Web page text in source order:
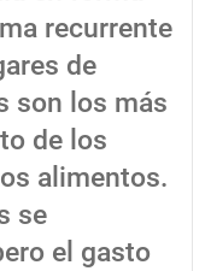
recurrente
de
son los más
de los
alimentos.
se
el gasto